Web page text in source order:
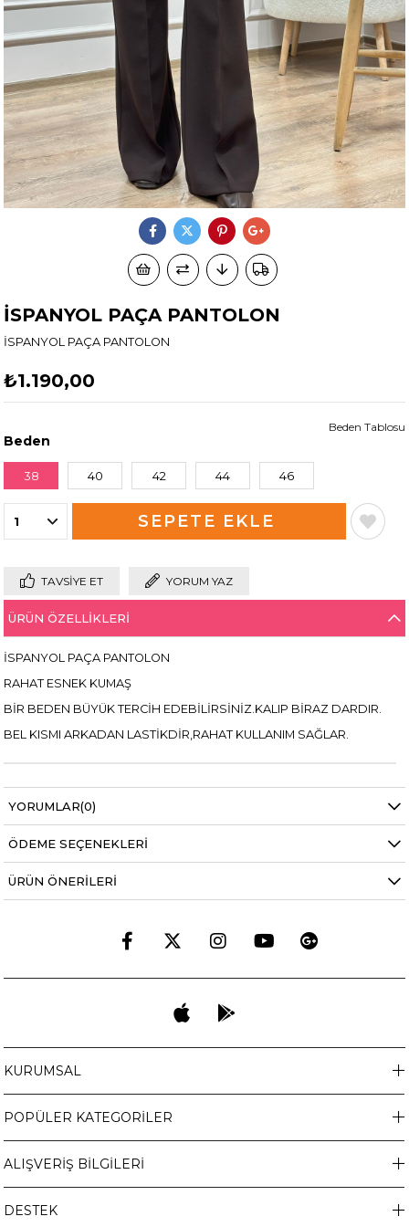
İSPANYOL PAÇA PANTOLON
İSPANYOL PAÇA PANTOLON
₺1.190,00
Beden
38 40 42 44 46
Beden Tablosu
TAVSIYE ET YORUM YAZ
ÜRÜN ÖZELLIKLERI
İSPANYOL PAÇA PANTOLON
RAHAT ESNEK KUMAŞ
BİR BEDEN BÜYÜK TERCİH EDEBİLİRSİNİZ.KALIP BİRAZ DARDIR.
BEL KISMI ARKADAN LASTİKDİR,RAHAT KULLANIM SAĞLAR.
YORUMLAR(0)
ÖDEME SEÇENEKLERI
ÜRÜN ÖNERILERI
KURUMSAL
POPÜLER KATEGORİLER
ALIŞVERİŞ BİLGİLERİ
DESTEK